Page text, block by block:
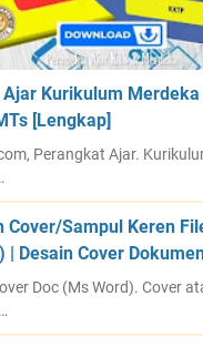
Kurikulum Merdeka
[Lengkap]
Perangkat Ajar.
Cover/Sampul Keren
| Desain Cover
Doc (Ms Word). Cover